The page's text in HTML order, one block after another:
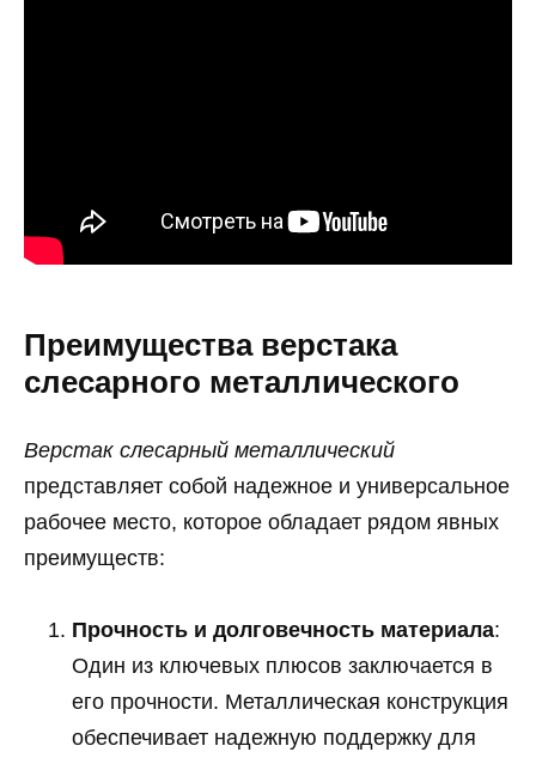
Преимущества верстака
слесарного металлического
Верстак слесарный металлический
представляет собой надежное и универсальное
рабочее место, которое обладает рядом явных
преимуществ:
Прочность и долговечность материала:
Один из ключевых плюсов заключается в
его прочности. Металлическая конструкция
обеспечивает надежную поддержку для